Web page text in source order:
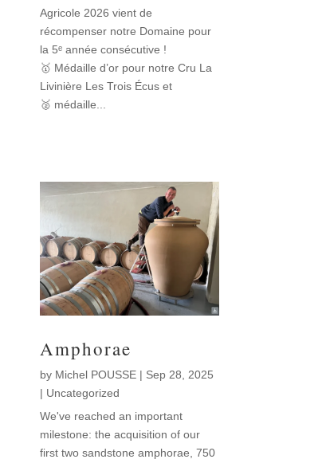
Agricole 2026 vient de
récompenser notre Domaine pour
la 5ᵉ année consécutive !
🥇 Médaille d’or pour notre Cru La
Livinière Les Trois Écus et
🥈 médaille...
Amphorae
by Michel POUSSE | Sep 28, 2025
| Uncategorized
We've reached an important
milestone: the acquisition of our
first two sandstone amphorae, 750